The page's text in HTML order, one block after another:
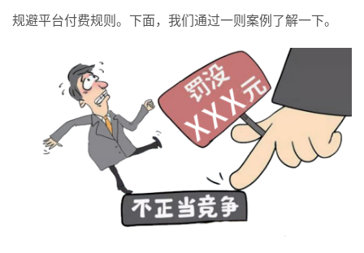
规避平台付费规则。下面，我们通过一则案例了解一下。